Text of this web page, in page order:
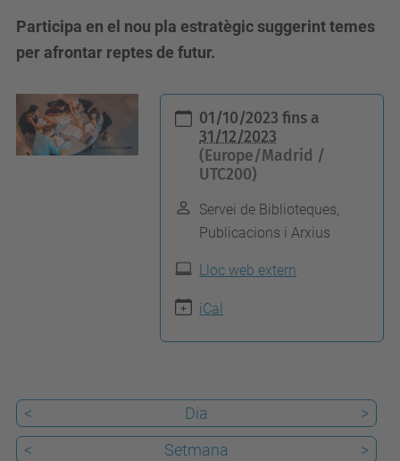
Participa en el nou pla estratègic suggerint temes
per afrontar reptes de futur.
t
t
a
01/10/2023fins a
31/12/2023
(Europe/Madrid /
UTC200)
Servei de Biblioteques,
Publicacions i Arxius
Lloc web extern
iCal
< Dia
>
<
Setmana >